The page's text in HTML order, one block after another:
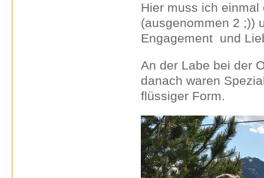
Hier muss ich
(ausgenommen 2 ;))
Engagement und
An der Labe bei der
danach waren
flüssiger Form.